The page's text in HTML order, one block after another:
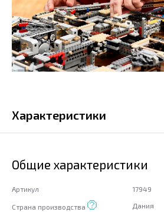
Характеристики
Общие характеристики
Артикул 17949
Страна производства Дания